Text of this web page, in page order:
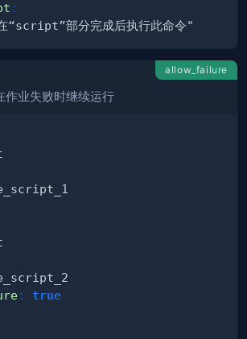
:
allow_failure
作业失败时继续运行
: true